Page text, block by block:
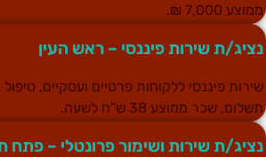
7,000 ₪.
ת שירות פיננסי – ראש העין
פיננסי ללקוחות פרטיים ועסקיים, טיפול
שכר ממוצע 38 ש"ח לשעה.
ת שירות ושימור פרונטלי – פתח